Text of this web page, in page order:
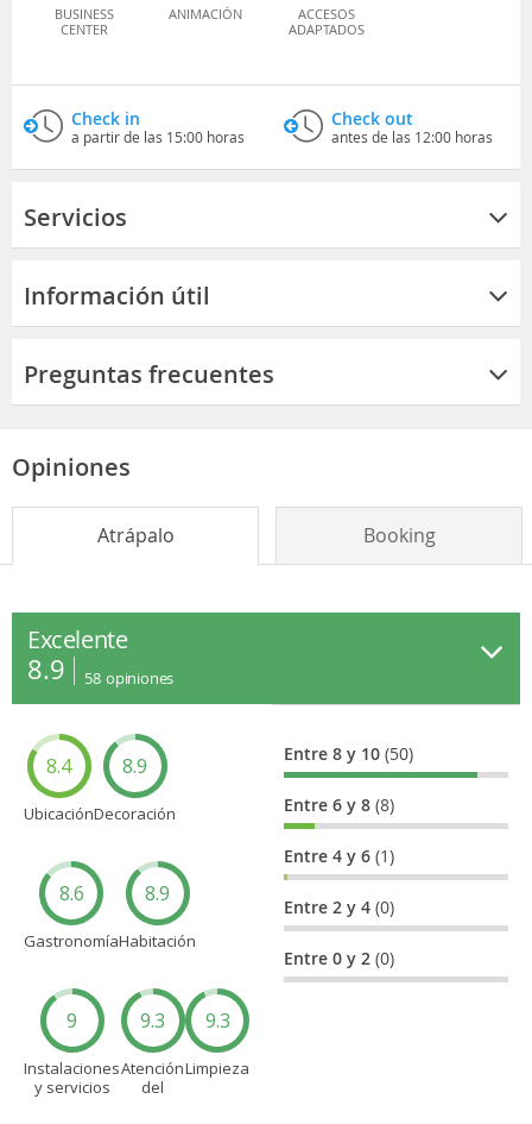
BUSINESS
CENTER
ANIMACIÓN
ACCESOS
ADAPTADOS
Check in
a partir de las 15:00 horas
Check out
antes de las 12:00 horas
Servicios
Información útil
Preguntas frecuentes
Opiniones
Atrápalo Booking
Excelente
8.9 58 opiniones
8.4
Ubicación
8.9
Decoración
8.6
Gastronomía
8.9
Habitación
9
Instalaciones
y servicios
9.3
Atención
del
9.3
Limpieza
Entre 8 y 10(50)
Entre 6 y 8(8)
Entre 4 y 6(1)
Entre 2 y 4(0)
Entre 0 y 2(0)